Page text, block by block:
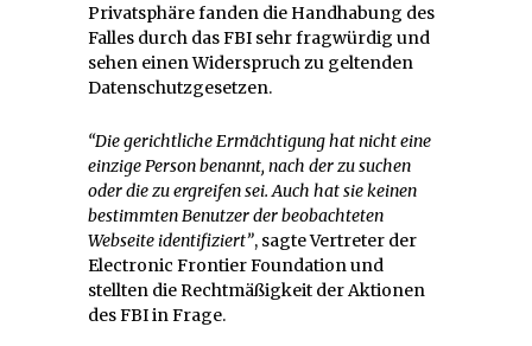
Privatsphäre fanden die Handhabung des
Falles durch das FBI sehr fragwürdig und
sehen einen Widerspruch zu geltenden
Datenschutzgesetzen.
“Die gerichtliche Ermächtigung hat nicht eine
einzige Person benannt, nach der zu suchen
oder die zu ergreifen sei. Auch hat sie keinen
bestimmten Benutzer der beobachteten
Webseite identifiziert”, sagte Vertreter der
Electronic Frontier Foundation und
stellten die Rechtmäßigkeit der Aktionen
des FBI in Frage.